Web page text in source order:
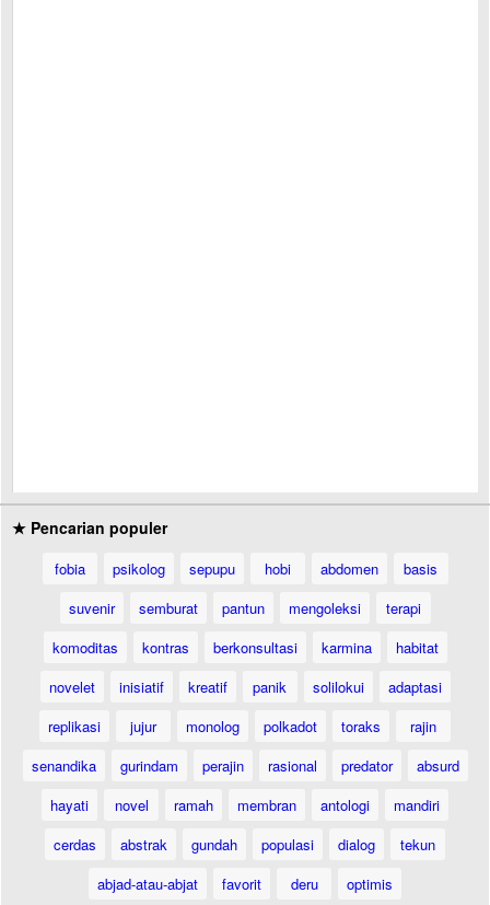
★ Pencarian populer
fobia psikolog sepupu hobi abdomen
basis
suvenir
semburat pantun mengoleksi
terapi
komoditas
kontras berkonsultasi karmina
habitat
novelet
inisiatif kreatif panik solilokui
adaptasi
replikasi
jujur monolog polkadot toraks
rajin
senandika
gurindam perajin rasional predator
absurd
hayati
novel ramah membran antologi
mandiri
cerdas
abstrak gundah populasi dialog
tekun
abjad-atau-abjat
favorit deru optimis